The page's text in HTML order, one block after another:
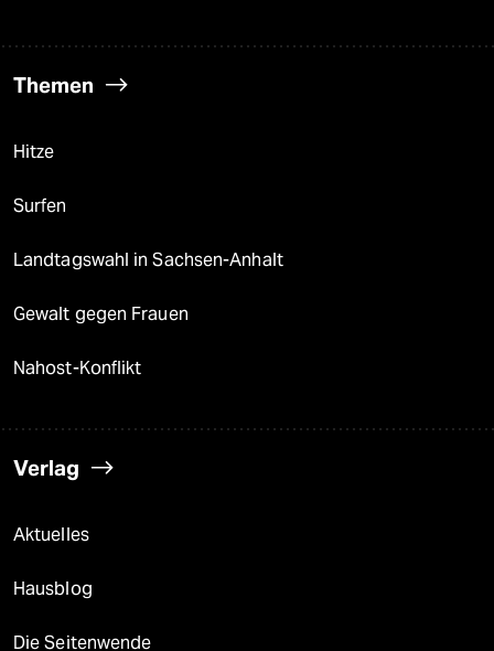
Themen
Hitze
Surfen
Landtagswahl in Sachsen-Anhalt
Gewalt gegen Frauen
Nahost-Konflikt
Verlag
Aktuelles
Hausblog
Die Seitenwende